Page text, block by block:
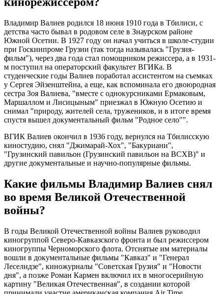
Владимир Валиев родился 18 июня 1910 года в Тбилиси, с
детства часто бывал в родовом селе в Знаурском районе
Южной Осетии. В 1927 году он начал учиться в школе-студии
при Госкинпроме Грузии (так тогда называлась "Грузия-
фильм"), через два года стал помощником режиссера, а в 1931-
м поступил на операторский факультет ВГИКа. В
студенческие годы Валиев поработал ассистентом на съемках
у Сергея Эйзенштейна, а еще, как вспоминала его двоюродная
сестра Зоя Валиева, "вместе с однокурсниками Ермаковым,
Маршаллом и Лисицыным" приезжал в Южную Осетию и
снимал "природу, жителей села, тружеников, и в итоге время
спустя вышел документальный фильм "Родное село"".
ВГИК Валиев окончил в 1936 году, вернулся на Тбилисскую
киностудию, снял "Джимарай-Хох", "Бакуриани",
"Грузинский павильон (Грузинский павильон на ВСХВ)" и
другие документальные и научно-популярные фильмы.
Какие фильмы Владимир Валиев снял
во время Великой Отечественной
войны?
В годы Великой Отечественной войны Валиев руководил
киногруппой Северо-Кавказского фронта и был режиссером
киногруппы Черноморского флота. Отснятые им материалы
вошли в документальные фильмы "Кавказ" и "Генерал
Леселидзе", киножурналы "Советская Грузия" и "Новости
дня", а позже Роман Кармен включил их в многосерийную
картину "Великая Отечественная", в создании которой